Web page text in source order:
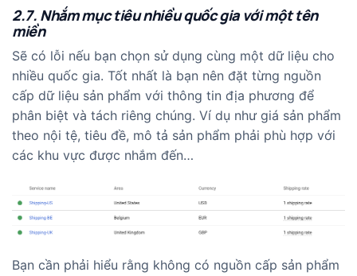
2.7. Nhắm mục tiêu nhiều quốc gia với một tên
miền
Sẽ có lỗi nếu bạn chọn sử dụng cùng một dữ liệu cho
nhiều quốc gia. Tốt nhất là bạn nên đặt từng nguồn
cấp dữ liệu sản phẩm với thông tin địa phương để
phân biệt và tách riêng chúng. Ví dụ như giá sản phẩm
theo nội tệ, tiêu đề, mô tả sản phẩm phải phù hợp với
các khu vực được nhắm đến…
Bạn cần phải hiểu rằng không có nguồn cấp sản phẩm